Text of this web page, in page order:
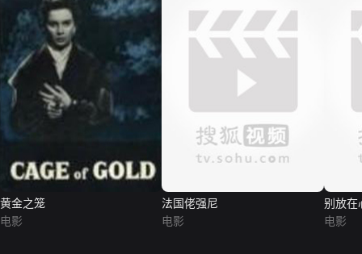
黄金之笼
电影
法国佬强尼
电影
别放在
电影